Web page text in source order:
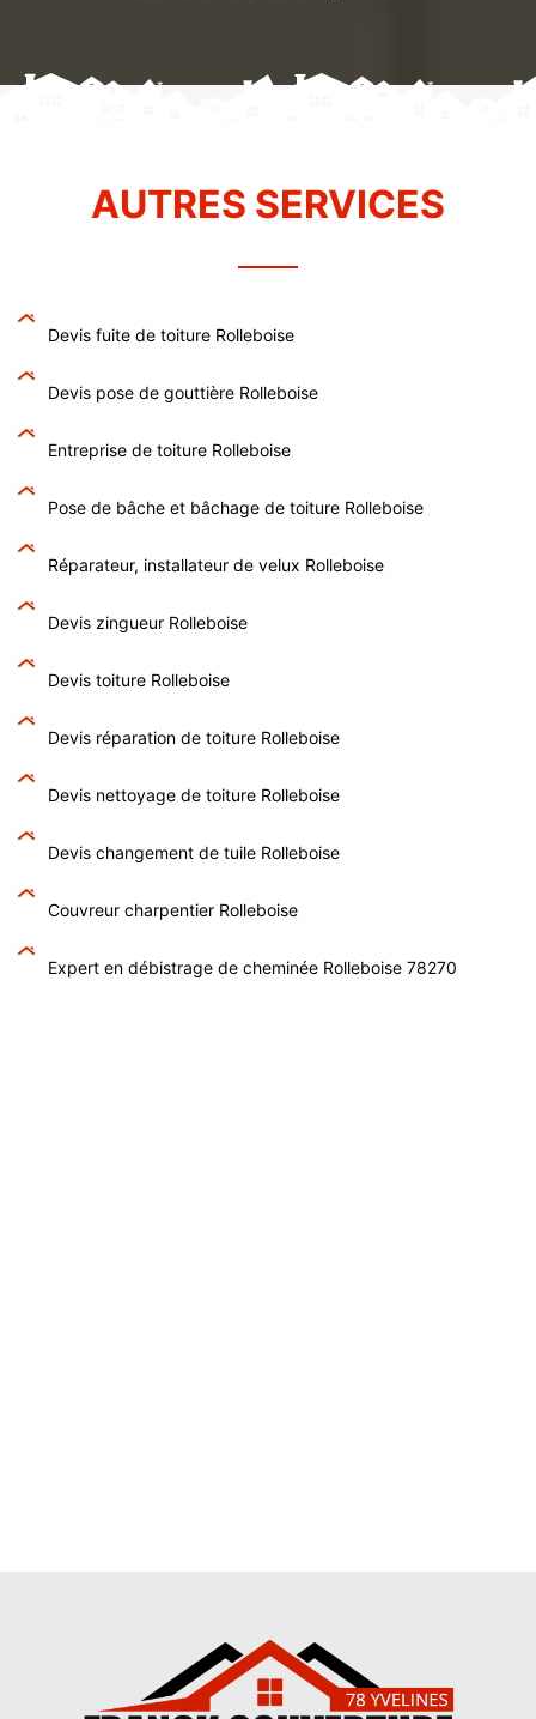
AUTRES SERVICES
Devis fuite de toiture Rolleboise
Devis pose de gouttière Rolleboise
Entreprise de toiture Rolleboise
Pose de bâche et bâchage de toiture Rolleboise
Réparateur, installateur de velux Rolleboise
Devis zingueur Rolleboise
Devis toiture Rolleboise
Devis réparation de toiture Rolleboise
Devis nettoyage de toiture Rolleboise
Devis changement de tuile Rolleboise
Couvreur charpentier Rolleboise
Expert en débistrage de cheminée Rolleboise 78270